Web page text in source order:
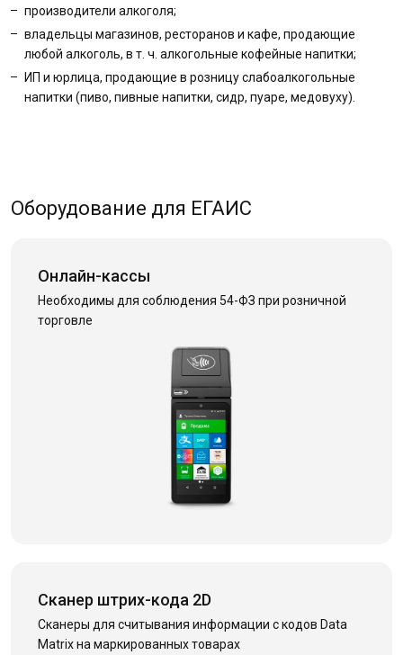
производители алкоголя;
владельцы магазинов, ресторанов и кафе, продающие
любой алкоголь, в т. ч. алкогольные кофейные напитки;
ИП и юрлица, продающие в розницу слабоалкогольные
напитки (пиво, пивные напитки, сидр, пуаре, медовуху).
Оборудование для ЕГАИС
Онлайн-кассы
Необходимы для соблюдения 54-ФЗ при розничной
торговле
Сканер штрих-кода 2D
Сканеры для считывания информации с кодов Data
Matrix на маркированных товарах